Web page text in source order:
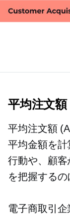
平均注文額
平均注文額
平均金額を
行動や、顧
を把握するの
電子商取引